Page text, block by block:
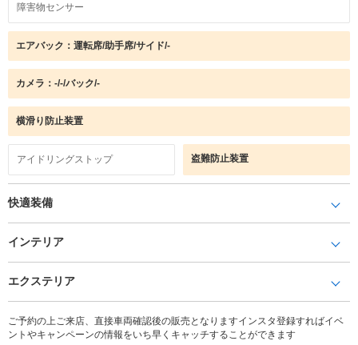
障害物センサー
エアバック：運転席/助手席/サイド/-
カメラ：-/-/バック/-
横滑り防止装置
アイドリングストップ 盗難防止装置
快適装備
インテリア
エクステリア
ご予約の上ご来店、直接車両確認後の販売となりますインスタ登録すればイベ
ントやキャンペーンの情報をいち早くキャッチすることができます